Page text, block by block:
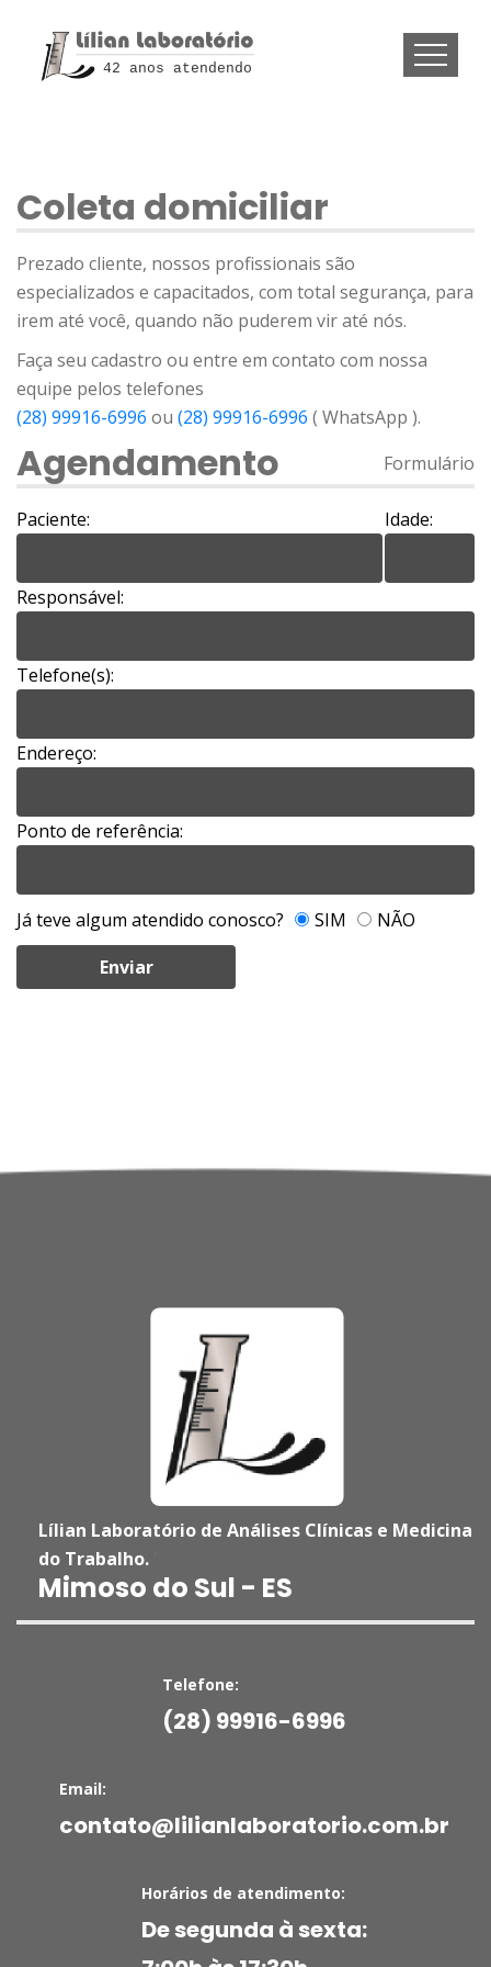
42 anos atendendo
Coleta domiciliar
Prezado cliente, nossos profissionais são
especializados e capacitados, com total segurança, para
irem até você, quando não puderem vir até nós.
Faça seu cadastro ou entre em contato com nossa
equipe pelos telefones
(28) 99916-6996 ou (28) 99916-6996 ( WhatsApp ).
Agendamento Formulário
Paciente: Idade:
Responsável:
Telefone(s):
Endereço:
Ponto de referência:
Já teve algum atendido conosco? SIM NÃO
Lílian Laboratório de Análises Clínicas e Medicina
do Trabalho.
Mimoso do Sul - ES
Telefone:
(28) 99916-6996
Email:
contato@lilianlaboratorio.com.br
Horários de atendimento:
De segunda à sexta: